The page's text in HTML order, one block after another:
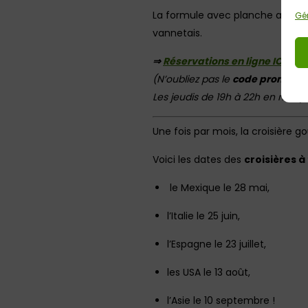
La formule avec planche
vannetais.
⇒Réservations en ligne ICI
(N’oubliez pas le code promo
Les jeudis de 19h à 22h en mai,
Une fois par mois, la croisière
Voici les dates des croisières
le Mexique le 28 mai,
l’Italie le 25 juin,
l’Espagne le 23 juillet,
les USA le 13 août,
l’Asie le 10 septembre !